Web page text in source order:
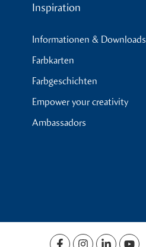
Inspiration
Informationen & Downloads
Farbkarten
Farbgeschichten
Empower your creativity
Ambassadors